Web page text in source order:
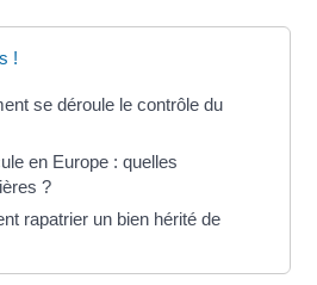
!
se déroule le contrôle du
en Europe : quelles
?
rapatrier un bien hérité de